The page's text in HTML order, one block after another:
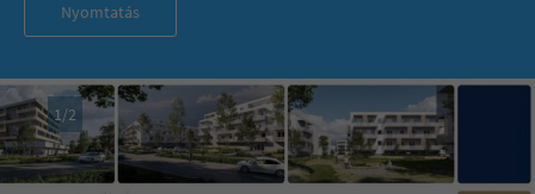
Nyomtatás
1/2